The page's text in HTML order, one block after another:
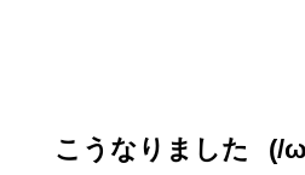
こうなりました (/